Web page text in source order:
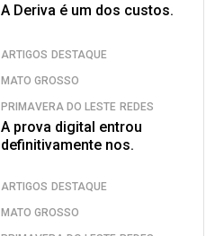
A Deriva é um dos custos.
ARTIGOS DESTAQUE
MATO GROSSO
PRIMAVERA DO LESTE REDES
A prova digital entrou
definitivamente nos.
ARTIGOS DESTAQUE
MATO GROSSO